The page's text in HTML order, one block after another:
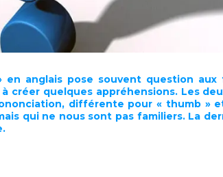
anglais pose souvent question aux
créer quelques appréhensions. Les
différente pour « thumb »
qui ne nous sont pas familiers. La